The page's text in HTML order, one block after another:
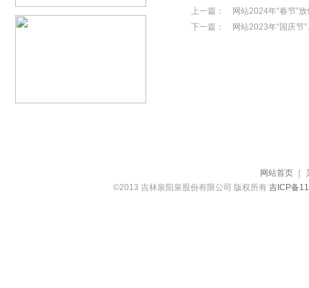
上一篇：
网站2024年“春节”
下一篇：
网站2023年“国庆节
网站首页
©2013 吉林泉阳泉股份有限公司 版权所有吉ICP备